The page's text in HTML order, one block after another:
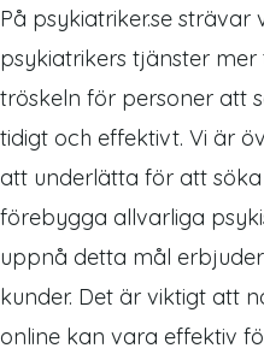
På psykiatriker.se
psykiatrikers tjänster
tröskeln för personer att
tidigt och effektivt. Vi är
att underlätta för att
förebygga allvarliga
uppnå detta mål
kunder. Det är viktigt att
online kan vara effektiv